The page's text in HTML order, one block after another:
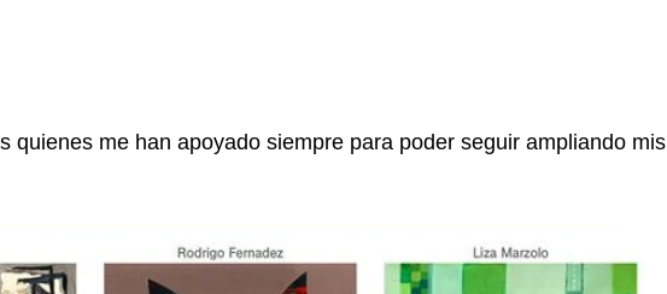
quienes me han apoyado siempre para poder seguir ampliando mis